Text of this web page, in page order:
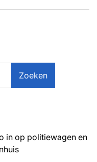
Zoeken
in op politiewagen en